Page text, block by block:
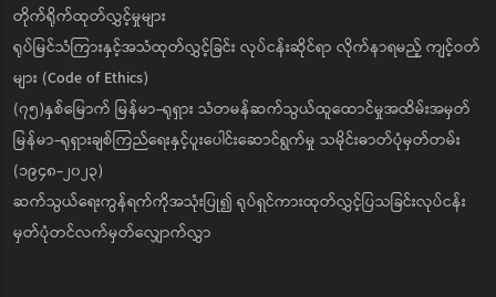
တိုက်ရိုက်ထုတ်လွှင့်မှုများ
ရုပ်မြင်သံကြားနှင့်အသံထုတ်လွှင့်ခြင်း လုပ်ငန်းဆိုင်ရာ လိုက်နာရမည့် ကျင့်ဝတ်
များ (Code of Ethics)
(၇၅)နှစ်မြောက် မြန်မာ-ရုရှား သံတမန်ဆက်သွယ်ထူထောင်မှုအထိမ်းအမှတ်
မြန်မာ-ရုရှားချစ်ကြည်ရေးနှင့်ပူးပေါင်းဆောင်ရွက်မှု သမိုင်းဓာတ်ပုံမှတ်တမ်း
(၁၉၄၈-၂၀၂၃)
ဆက်သွယ်ရေးကွန်ရက်ကိုအသုံးပြု၍ ရုပ်ရှင်ကားထုတ်လွှင့်ပြသခြင်းလုပ်ငန်း
မှတ်ပုံတင်လက်မှတ်လျှောက်လွှာ